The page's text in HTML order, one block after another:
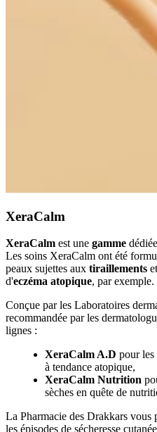
XeraCalm
XeraCalm est une gamme
Les soins XeraCalm ont été
peaux sujettes aux tiraillements
d'eczéma atopique, par exemple.
Conçue par les Laboratoires
recommandée par les
lignes :
XeraCalm A.D pour les
à tendance atopique,
XeraCalm Nutrition
sèches en quête de
La Pharmacie des Drakkars vous
les épisodes de sécheresse